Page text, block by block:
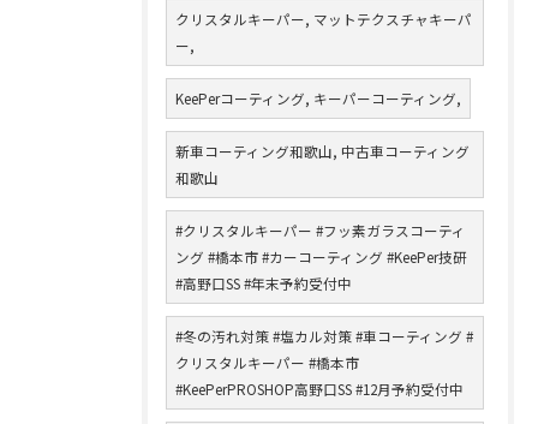
クリスタルキーパー, マットテクスチャキーパ
ー,
KeePerコーティング, キーパーコーティング,
新車コーティング和歌山, 中古車コーティング
和歌山
#クリスタルキーパー #フッ素ガラスコーティ
ング #橋本市 #カーコーティング #KeePer技研
#高野口SS #年末予約受付中
#冬の汚れ対策 #塩カル対策 #車コーティング #
クリスタルキーパー #橋本市
#KeePerPROSHOP高野口SS #12月予約受付中